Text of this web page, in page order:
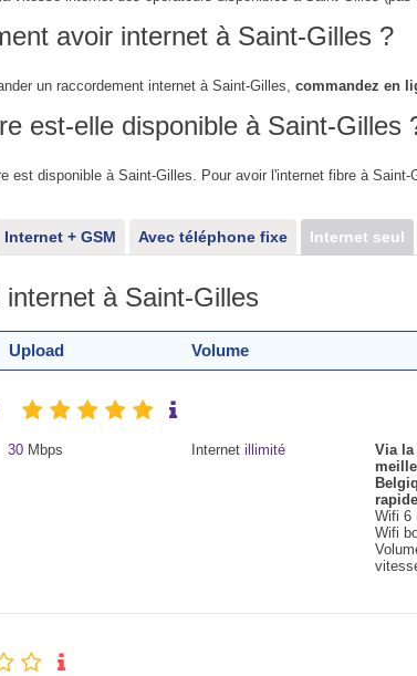
avoir internet à Saint-Gilles ?
un raccordement internet à Saint-Gilles, commandez en
est-elle disponible à Saint-Gilles
est disponible à Saint-Gilles. Pour avoir l'internet fibre à Saint-
Internet + GSM Avec téléphone fixe Internet seul
à Saint-Gilles
Upload Volume
30 Mbps Internetillimité
Via
Wifi 6
Wifi